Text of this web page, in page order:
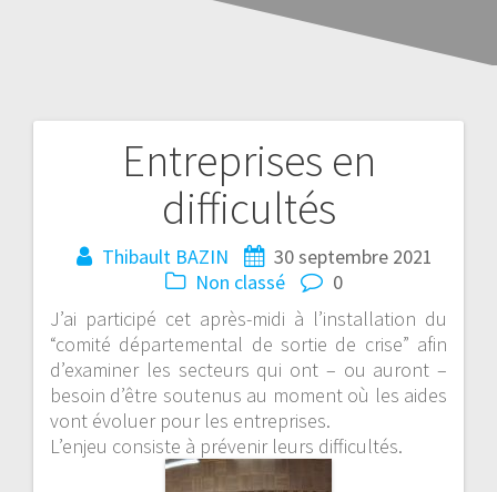
Entreprises en
difficultés
Thibault BAZIN
30 septembre 2021
Non classé
0
J’ai participé cet après-midi à l’installation du
“comité départemental de sortie de crise” afin
d’examiner les secteurs qui ont – ou auront –
besoin d’être soutenus au moment où les aides
vont évoluer pour les entreprises.
L’enjeu consiste à prévenir leurs difficultés.